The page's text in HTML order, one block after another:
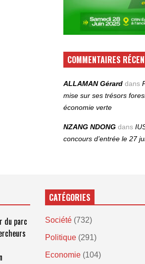
COMMENTAIRES
ALLAMAN Gérard dans
mise sur ses trésors
économie verte
NZANG NDONG dans
concours d’entrée le 27
du parc
CATÉGORIES
Société (732)
Politique (291)
Economie (104)